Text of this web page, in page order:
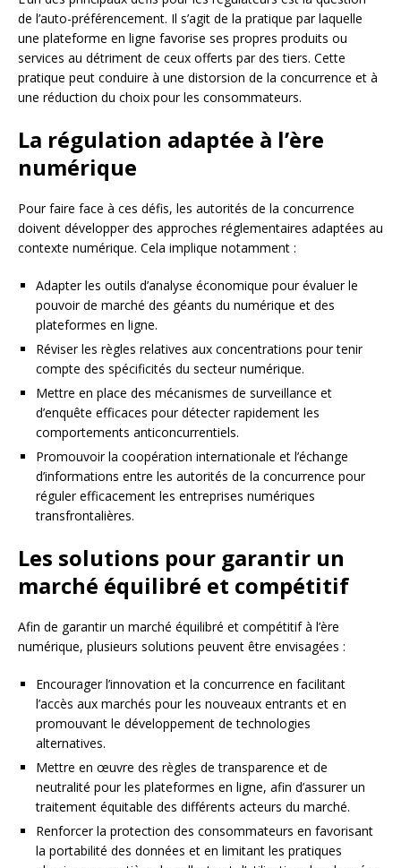
de l’auto-préférencement. Il s’agit de la pratique par laquelle
une plateforme en ligne favorise ses propres produits ou
services au détriment de ceux offerts par des tiers. Cette
pratique peut conduire à une distorsion de la concurrence et à
une réduction du choix pour les consommateurs.
La régulation adaptée à l’ère
numérique
Pour faire face à ces défis, les autorités de la concurrence
doivent développer des approches réglementaires adaptées au
contexte numérique. Cela implique notamment :
Adapter les outils d’analyse économique pour évaluer le
pouvoir de marché des géants du numérique et des
plateformes en ligne.
Réviser les règles relatives aux concentrations pour tenir
compte des spécificités du secteur numérique.
Mettre en place des mécanismes de surveillance et
d’enquête efficaces pour détecter rapidement les
comportements anticoncurrentiels.
Promouvoir la coopération internationale et l’échange
d’informations entre les autorités de la concurrence pour
réguler efficacement les entreprises numériques
transfrontalières.
Les solutions pour garantir un
marché équilibré et compétitif
Afin de garantir un marché équilibré et compétitif à l’ère
numérique, plusieurs solutions peuvent être envisagées :
Encourager l’innovation et la concurrence en facilitant
l’accès aux marchés pour les nouveaux entrants et en
promouvant le développement de technologies
alternatives.
Mettre en œuvre des règles de transparence et de
neutralité pour les plateformes en ligne, afin d’assurer un
traitement équitable des différents acteurs du marché.
Renforcer la protection des consommateurs en favorisant
la portabilité des données et en limitant les pratiques